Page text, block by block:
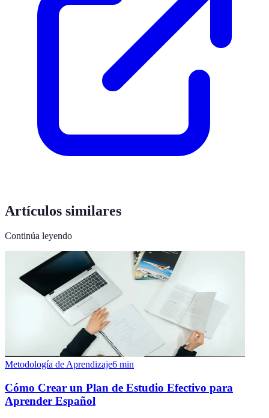
Artículos similares
Continúa leyendo
Metodología de Aprendizaje6 min
Cómo Crear un Plan de Estudio Efectivo para
Aprender Español